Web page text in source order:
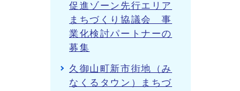
促進ゾーン先行エリア
まちづくり協議会 事
業化検討パートナーの
募集
久御山町新市街地（み
なくるタウン）まちづ